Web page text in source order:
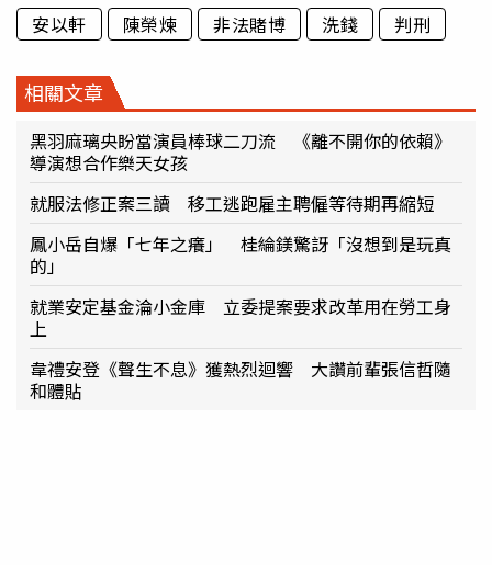
安以軒 陳榮煉 非法賭博 洗錢 判刑
相關文章
黑羽麻璃央盼當演員棒球二刀流 《離不開你的依賴》
導演想合作樂天女孩
就服法修正案三讀 移工逃跑雇主聘僱等待期再縮短
鳳小岳自爆「七年之癢」 桂綸鎂驚訝「沒想到是玩真
的」
就業安定基金淪小金庫 立委提案要求改革用在勞工身
上
韋禮安登《聲生不息》獲熱烈迴響 大讚前輩張信哲隨
和體貼